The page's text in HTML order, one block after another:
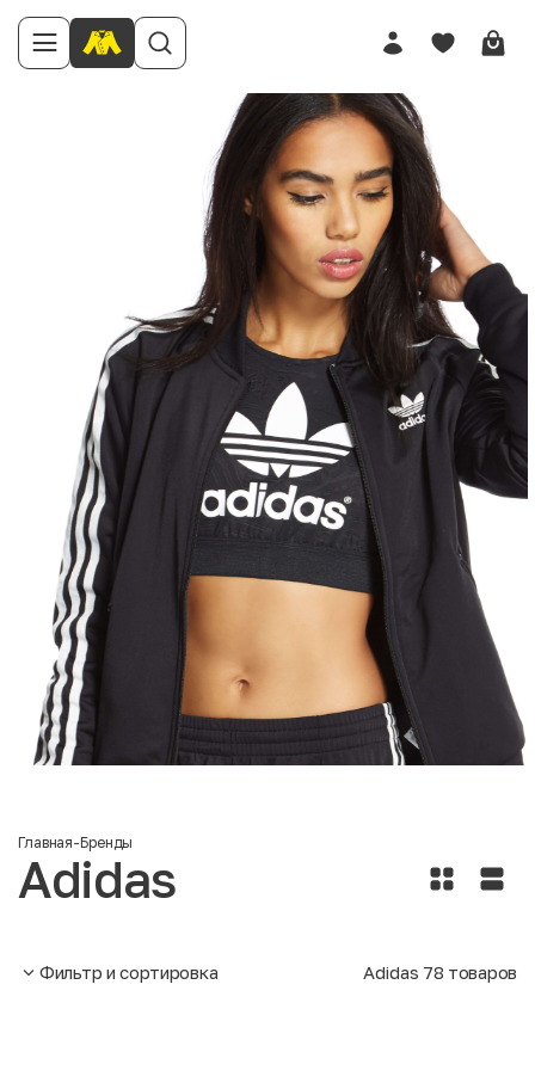
Главная-Бренды
Adidas
Фильтр и сортировка Adidas 78 товаров